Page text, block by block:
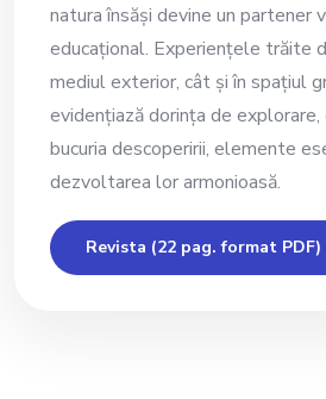
natura însăși devine un partener
educațional. Experiențele trăite
mediul exterior, cât și în spațiul
evidențiază dorința de
bucuria descoperirii, elemente
dezvoltarea lor armonioasă.
Revista (22 pag. format PDF)